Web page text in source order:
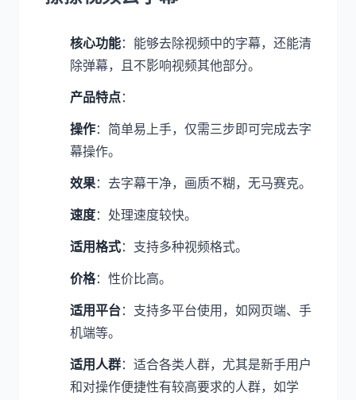
核心功能：能够去除视频中的字幕，还能清
除弹幕，且不影响视频其他部分。
产品特点：
操作：简单易上手，仅需三步即可完成去字
幕操作。
效果：去字幕干净，画质不糊，无马赛克。
速度：处理速度较快。
适用格式：支持多种视频格式。
价格：性价比高。
适用平台：支持多平台使用，如网页端、手
机端等。
适用人群：适合各类人群，尤其是新手用户
和对操作便捷性有较高要求的人群，如学